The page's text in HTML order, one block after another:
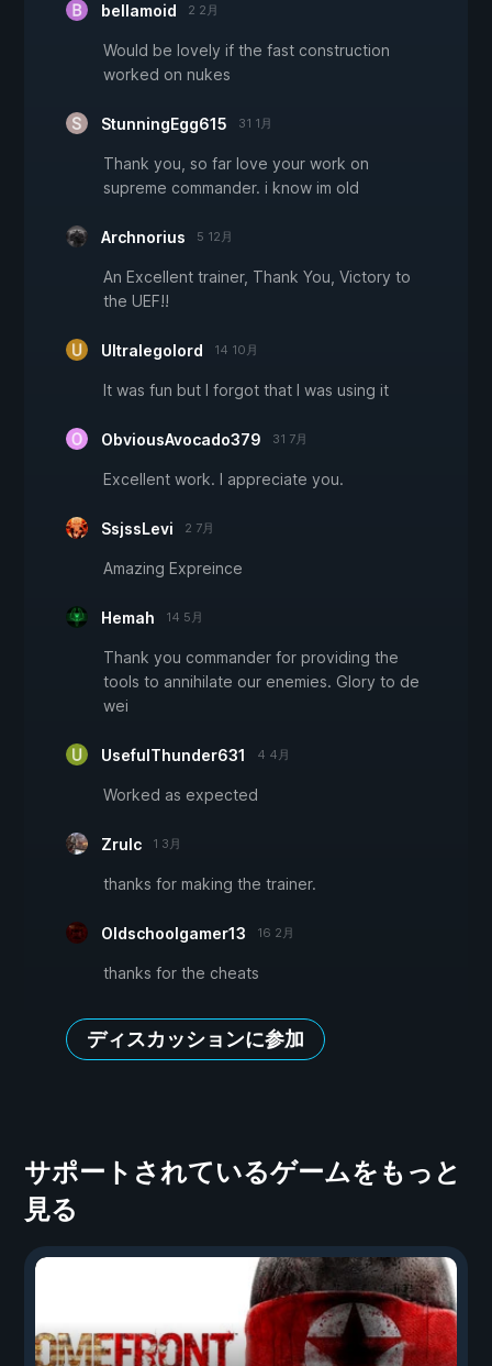
bellamoid 2 2月
Would be lovely if the fast construction
worked on nukes
StunningEgg615 31 1月
Thank you, so far love your work on
supreme commander. i know im old
Archnorius 5 12月
An Excellent trainer, Thank You, Victory to
the UEF!!
Ultralegolord 14 10月
It was fun but I forgot that I was using it
ObviousAvocado379 31 7月
Excellent work. I appreciate you.
SsjssLevi 2 7月
Amazing Expreince
Hemah 14 5月
Thank you commander for providing the
tools to annihilate our enemies. Glory to de
wei
UsefulThunder631 4 4月
Worked as expected
Zrulc 1 3月
thanks for making the trainer.
Oldschoolgamer13 16 2月
thanks for the cheats
ディスカッションに参加
サポートされているゲームをもっと
見る